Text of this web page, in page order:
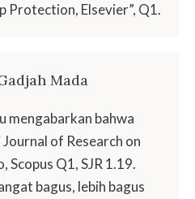
Protection, Elsevier”, Q1.
Mada
mengabarkan bahwa
of Research on
Scopus Q1, SJR 1.19.
bagus, lebih bagus